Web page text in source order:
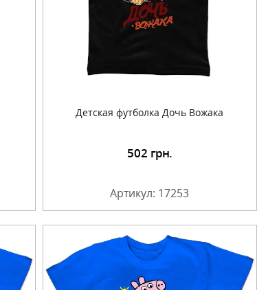
Детская футболка Дочь Вожака
502 грн.
Артикул: 17253